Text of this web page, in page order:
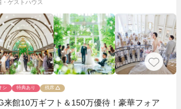
・ゲストハウス
シ 特典あり 残席
来館10万ギフト＆150万優待！豪華フォア